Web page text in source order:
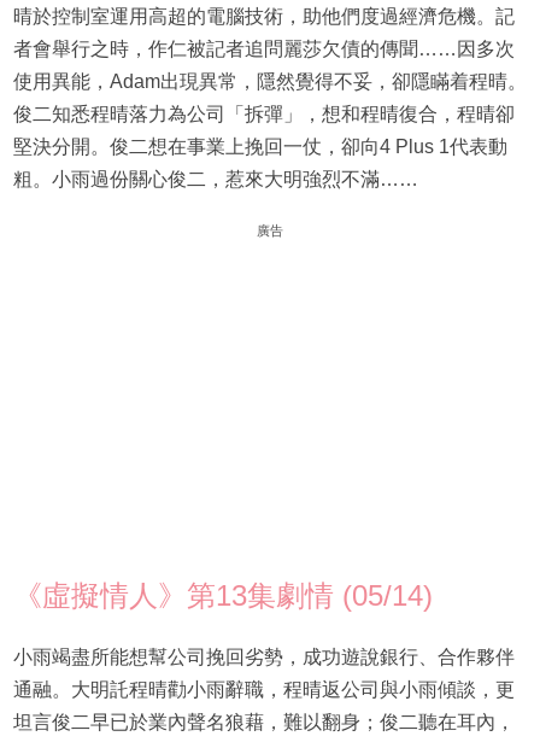
晴於控制室運用高超的電腦技術，助他們度過經濟危機。記
者會舉行之時，作仁被記者追問麗莎欠債的傳聞……因多次
使用異能，Adam出現異常，隱然覺得不妥，卻隱瞞着程晴。
俊二知悉程晴落力為公司「拆彈」，想和程晴復合，程晴卻
堅決分開。俊二想在事業上挽回一仗，卻向4 Plus 1代表動
粗。小雨過份關心俊二，惹來大明強烈不滿……
廣告
《虛擬情人》第13集劇情 (05/14)
小雨竭盡所能想幫公司挽回劣勢，成功遊說銀行、合作夥伴
通融。大明託程晴勸小雨辭職，程晴返公司與小雨傾談，更
坦言俊二早已於業內聲名狼藉，難以翻身；俊二聽在耳內，